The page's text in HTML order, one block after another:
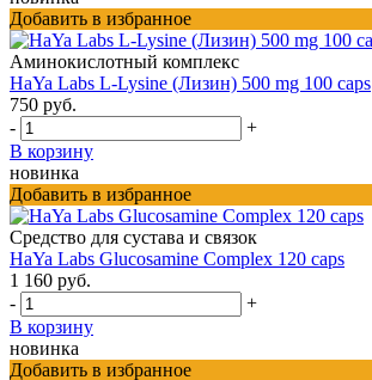
Добавить в избранное
Аминокислотный комплекс
HaYa Labs L-Lysine (Лизин) 500 mg 100 caps
750 руб.
-
+
В корзину
новинка
Добавить в избранное
Средство для сустава и связок
HaYa Labs Glucosamine Complex 120 caps
1 160 руб.
-
+
В корзину
новинка
Добавить в избранное